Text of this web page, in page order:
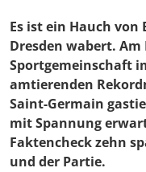
Es ist ein Hauch
Dresden wabert.
Sportgemeinschaft
amtierenden
Saint-Germain
mit Spannung
Faktencheck zehn
und der Partie.